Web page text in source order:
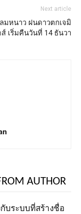
Next article
มหนาว ฝนดาวตกเจมิ
เริ่มคืนวันที่ 14 ธันวา
AUTHOR
บระบบที่สร้างชื่อ